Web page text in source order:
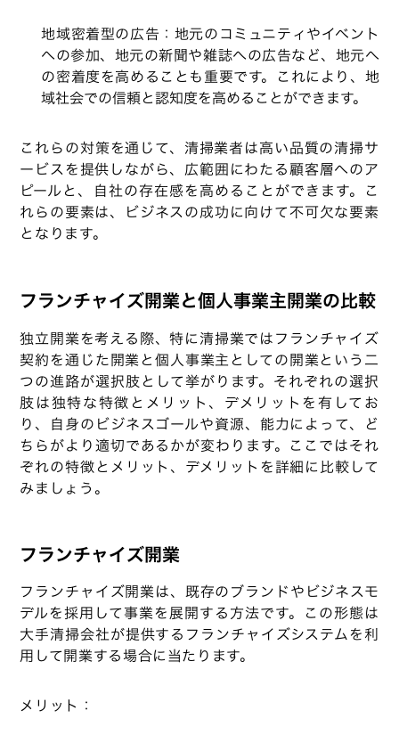
地域密着型の広告：地元のコミュニティやイベント
への参加、地元の新聞や雑誌への広告など、地元へ
の密着度を高めることも重要です。これにより、地
域社会での信頼と認知度を高めることができます。
これらの対策を通じて、清掃業者は高い品質の清掃サ
ービスを提供しながら、広範囲にわたる顧客層へのア
ピールと、自社の存在感を高めることができます。こ
れらの要素は、ビジネスの成功に向けて不可欠な要素
となります。
フランチャイズ開業と個人事業主開業の比較
独立開業を考える際、特に清掃業ではフランチャイズ
契約を通じた開業と個人事業主としての開業という二
つの進路が選択肢として挙がります。それぞれの選択
肢は独特な特徴とメリット、デメリットを有してお
り、自身のビジネスゴールや資源、能力によって、ど
ちらがより適切であるかが変わります。ここではそれ
ぞれの特徴とメリット、デメリットを詳細に比較して
みましょう。
フランチャイズ開業
フランチャイズ開業は、既存のブランドやビジネスモ
デルを採用して事業を展開する方法です。この形態は
大手清掃会社が提供するフランチャイズシステムを利
用して開業する場合に当たります。
メリット：